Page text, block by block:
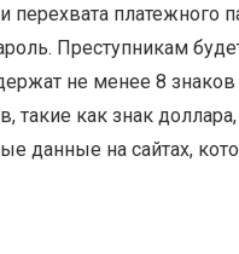
перехвата платежного
Преступникам
не менее 8
такие как знак
данные на сайтах,